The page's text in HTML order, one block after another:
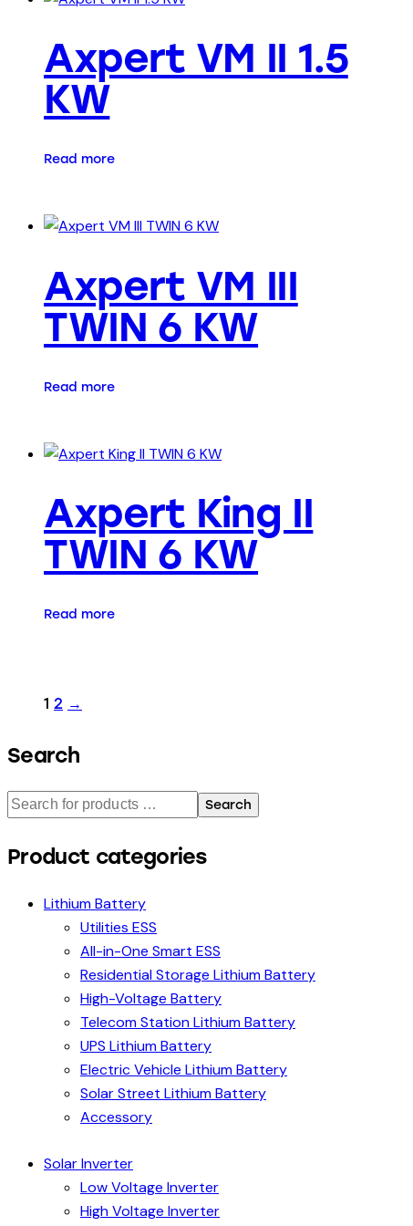
Axpert VM II 1.5
KW
Read more
Axpert VM III
TWIN 6 KW
Read more
Axpert King II
TWIN 6 KW
Read more
1 2 →
Search
Search
Product categories
Lithium Battery
Utilities ESS
All-in-One Smart ESS
Residential Storage Lithium Battery
High-Voltage Battery
Telecom Station Lithium Battery
UPS Lithium Battery
Electric Vehicle Lithium Battery
Solar Street Lithium Battery
Accessory
Solar Inverter
Low Voltage Inverter
High Voltage Inverter